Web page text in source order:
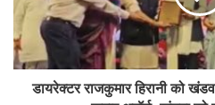
डायरेक्टर राजकुमार हिरानी को